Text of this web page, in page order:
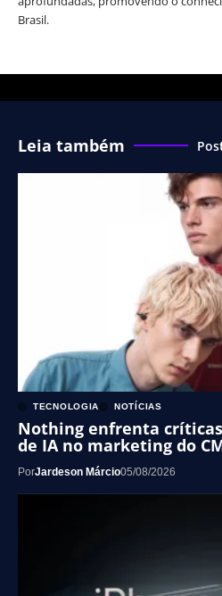
Brasil.
Leia também
TECNOLOGIA NOTÍCIAS
Nothing enfrenta
de IA no marketing do
PorJardeson Márcio05/08/2026